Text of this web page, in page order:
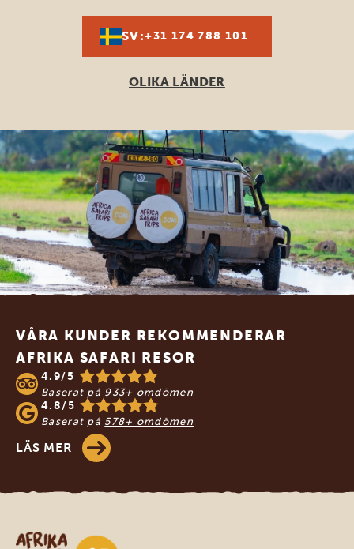
SV:+31 174 788 101
OLIKA LÄNDER
VÅRA KUNDER REKOMMENDERAR
AFRIKA SAFARI RESOR
4.9/5
Baserat på 933+ omdömen
4.8/5
Baserat på 578+ omdömen
LÄS MER
Safari-resor i Afrika